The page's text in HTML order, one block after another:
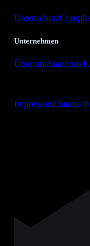
Datenschutz
Unternehmen
Über unsStandorte
Impressum